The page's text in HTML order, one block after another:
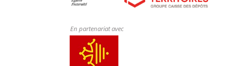
En partenariat avec